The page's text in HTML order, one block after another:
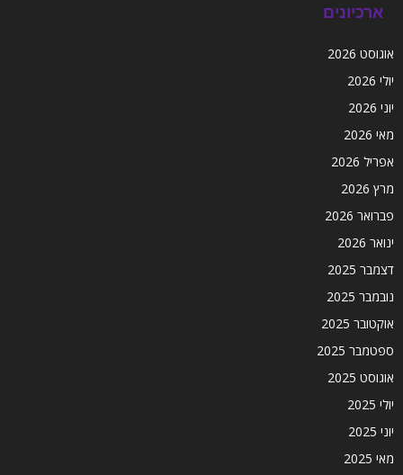
ארכיונים
אוגוסט 2026
יולי 2026
יוני 2026
מאי 2026
אפריל 2026
מרץ 2026
פברואר 2026
ינואר 2026
דצמבר 2025
נובמבר 2025
אוקטובר 2025
ספטמבר 2025
אוגוסט 2025
יולי 2025
יוני 2025
מאי 2025